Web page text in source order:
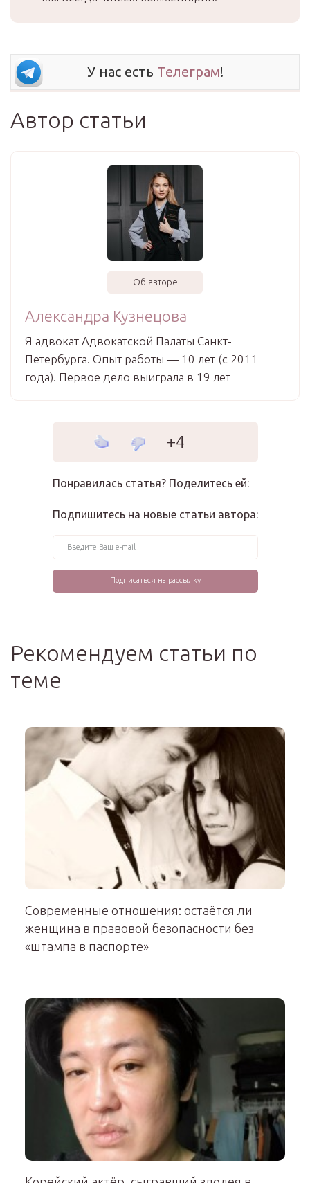
У нас есть Телеграм!
Автор статьи
Об авторе
Александра Кузнецова
Я адвокат Адвокатской Палаты Санкт-
Петербурга. Опыт работы — 10 лет (с 2011
года). Первое дело выиграла в 19 лет
+4
Понравилась статья? Поделитесь ей:
Подпишитесь на новые статьи автора:
Рекомендуем статьи по
теме
Современные отношения: остаётся ли
женщина в правовой безопасности без
«штампа в паспорте»